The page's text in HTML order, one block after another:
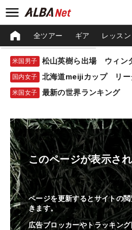
全ツアー ギア レッスン
米国男子
国内女子 北海道meijiカップ リー
米国女子 最新の世界ランキング
このページが表示さ
ページを更新するとサイトの
きます。
広告ブロッカーやトラッキン